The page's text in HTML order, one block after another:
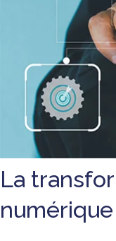
La
numérique